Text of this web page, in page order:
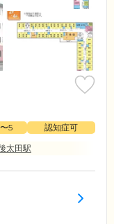
5
認知症可
太田駅